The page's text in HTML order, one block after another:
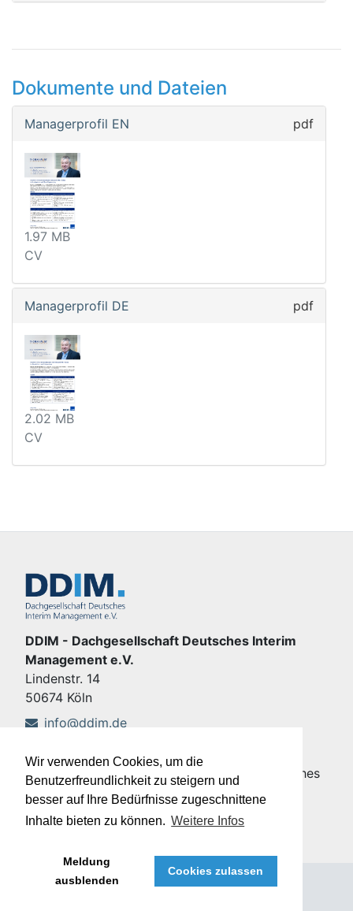
Wir verwenden Cookies, um die
Benutzerfreundlichkeit zu steigern und
besser auf Ihre Bedürfnisse zugeschnittene
Inhalte bieten zu können. Weitere Infos
Meldung
ausblenden
Cookies zulassen
Dokumente und Dateien
Managerprofil EN pdf
1.97 MB
CV
Managerprofil DE pdf
2.02 MB
CV
DDIM - Dachgesellschaft Deutsches Interim
Management e.V.
Lindenstr. 14
50674 Köln
info@ddim.de
Copyright © DDIM - Dachgesellschaft Deutsches
Interim Management e.V.
Impressum|Datenschutz
Meffert job eXchange